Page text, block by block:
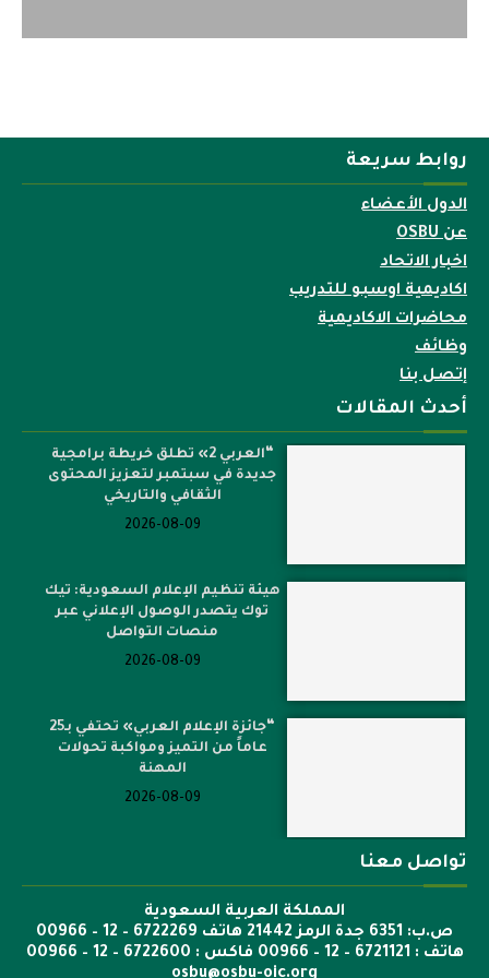
روابط سريعة
الدول الأعضاء
عن OSBU
اخبار الاتحاد
اكاديمية اوسبو للتدريب
محاضرات الاكاديمية
وظائف
إتصل بنا
أحدث المقالات
“العربي 2» تطلق خريطة برامجية
جديدة في سبتمبر لتعزيز المحتوى
الثقافي والتاريخي
2026-08-09
هيئة تنظيم الإعلام السعودية: تيك
توك يتصدر الوصول الإعلاني عبر
منصات التواصل
2026-08-09
“جائزة الإعلام العربي» تحتفي بـ25
عاماً من التميز ومواكبة تحولات
المهنة
2026-08-09
تواصل معنا
المملكة العربية السعودية
ص.ب: 6351 جدة الرمز 21442 هاتف 6722269 – 12 – 00966
هاتف : 6721121 – 12 – 00966 فاكس : 6722600 – 12 – 00966